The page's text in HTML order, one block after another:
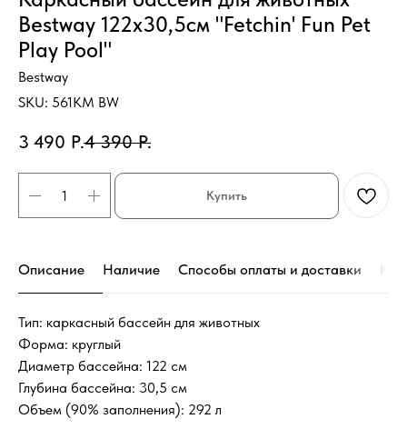
Bestway 122х30,5см "Fetchin' Fun Pet
Play Pool"
Bestway
SKU: 561KM BW
3 490 Р.4 390 Р.
Купить
Описание Наличие Способы оплаты и доставки
Тип: каркасный бассейн для животных
Форма: круглый
Диаметр бассейна: 122 см
Глубина бассейна: 30,5 см
Объем (90% заполнения): 292 л